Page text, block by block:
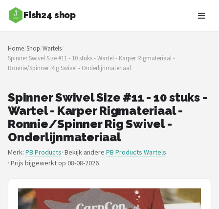
Fish24 shop
Zoeken
NAVIGATIE
Shop
Merken
Blog
Hengelsoorten
Hengels
Molens
Home/Shop/Wartels/
Spinner Swivel Size #11 - 10 stuks - Wartel - Karper Rigmateriaal -
Ronnie/Spinner Rig Swivel - Onderlijnmateriaal
Spinner Swivel Size #11 - 10 stuks -
Wartel - Karper Rigmateriaal -
Ronnie/Spinner Rig Swivel -
Onderlijnmateriaal
Merk: PB Products· Bekijk andere PB Products Wartels
· Prijs bijgewerkt op 08-08-2026